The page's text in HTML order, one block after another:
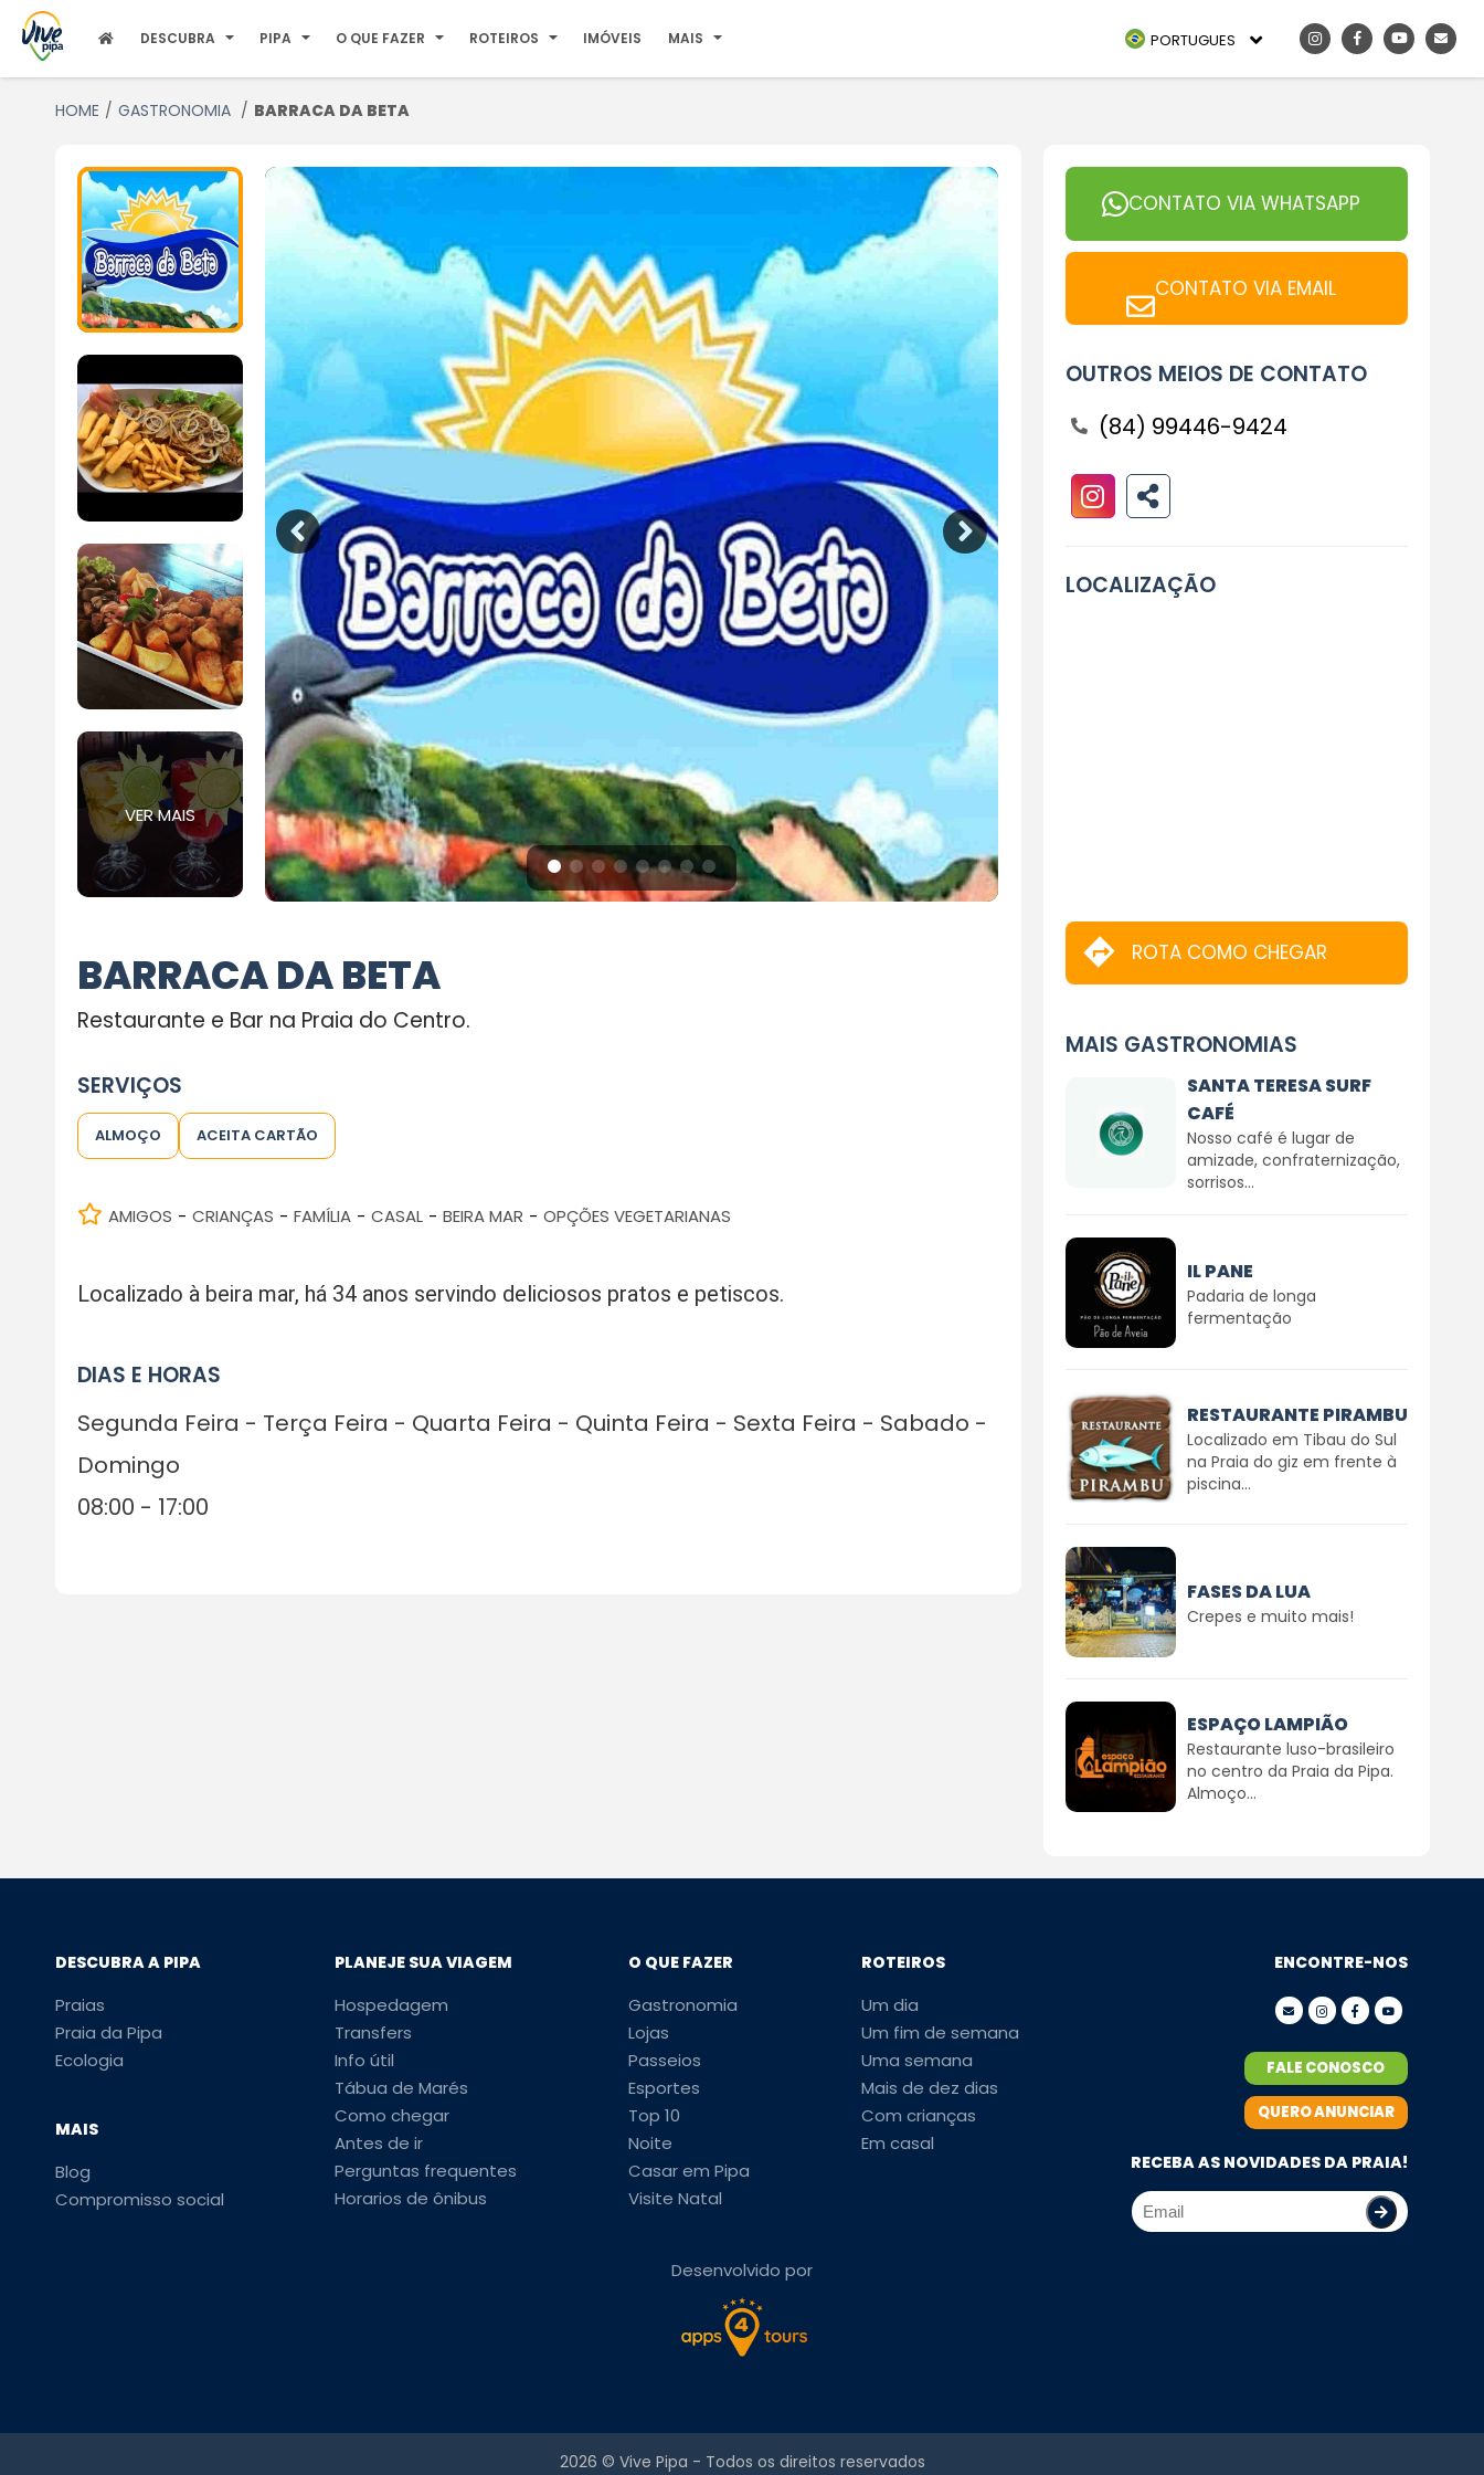
DESCUBRA PIPA O QUE FAZER ROTEIROS IMÓVEIS MAIS PORTUGUES
HOME GASTRONOMIA BARRACA DA BETA
VER MAIS
BARRACA DA BETA
Restaurante e Bar na Praia do Centro.
SERVIÇOS
ALMOÇO ACEITA CARTÃO
AMIGOS - CRIANÇAS - FAMÍLIA - CASAL - BEIRA MAR - OPÇÕES VEGETARIANAS
Localizado à beira mar, há 34 anos servindo deliciosos pratos e petiscos.
DIAS E HORAS
Segunda Feira - Terça Feira - Quarta Feira - Quinta Feira - Sexta Feira - Sabado -
Domingo
08:00 - 17:00
CONTATO VIA WHATSAPP
CONTATO VIA EMAIL
OUTROS MEIOS DE CONTATO
(84) 99446-9424
LOCALIZAÇÃO
ROTA COMO CHEGAR
MAIS GASTRONOMIAS
SANTA TERESA SURF
CAFÉ
Nosso café é lugar de
amizade, confraternização,
sorrisos...
IL PANE
Padaria de longa
fermentação
RESTAURANTE PIRAMBU
Localizado em Tibau do Sul
na Praia do giz em frente à
piscina...
FASES DA LUA
Crepes e muito mais!
ESPAÇO LAMPIÃO
Restaurante luso-brasileiro
no centro da Praia da Pipa.
Almoço...
DESCUBRA A PIPA
Praias
Praia da Pipa
Ecologia
MAIS
Blog
Compromisso social
PLANEJE SUA VIAGEM
Hospedagem
Transfers
Info útil
Tábua de Marés
Como chegar
Antes de ir
Perguntas frequentes
Horarios de ônibus
O QUE FAZER
Gastronomia
Lojas
Passeios
Esportes
Top 10
Noite
Casar em Pipa
Visite Natal
ROTEIROS
Um dia
Um fim de semana
Uma semana
Mais de dez dias
Com crianças
Em casal
ENCONTRE-NOS
FALE CONOSCO
QUERO ANUNCIAR
RECEBA AS NOVIDADES DA PRAIA!
Desenvolvido por
2026 © Vive Pipa - Todos os direitos reservados